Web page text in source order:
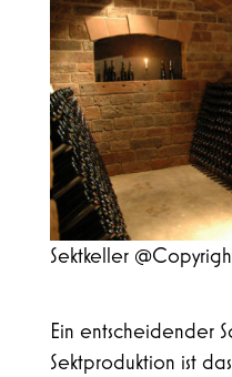
Sektkeller
Ein entscheidender
Sektproduktion ist